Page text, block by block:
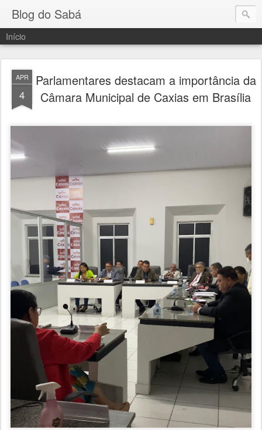
Blog do Sabá
Início
APR
4
Parlamentares destacam a importância da
Câmara Municipal de Caxias em Brasília